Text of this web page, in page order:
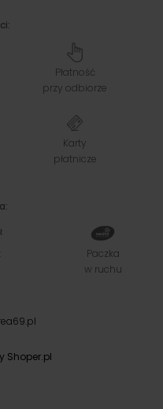
Płatność
przy odbiorze
Karty
płatnicze
Paczka
w ruchu
Shoper.pl